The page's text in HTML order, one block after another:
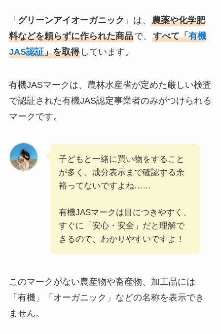
「 グリーンアイオーガニック 」は、 農薬や化学肥
料などを頼らずに作られた商品で、 すべて「有機
JAS認証」を取得しています。
有機JASマークは、農林水産省が定めた厳しい検査
で認証された有機JAS認定事業者のみがつけられる
マークです。
子どもと一緒に買い物をすること
が多く、成分表示まで確認する余
裕ってないですよね……
有機JASマークは目につきやすく、
すぐに「安心・安全」だと理解で
きるので、わかりやすいですよ！
このマークがない農産物や畜産物、加工品には
「有機」「オーガニック」などの名称を表示でき
ません。